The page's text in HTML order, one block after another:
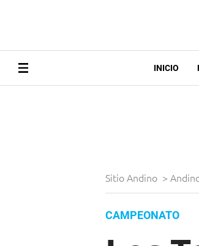
INICIO
Sitio Andino >
CAMPEONATO